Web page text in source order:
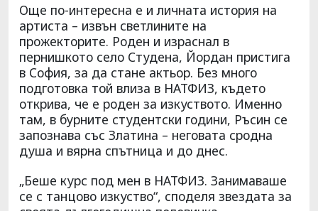
Още по-интересна е и личната история на
артиста – извън светлините на
прожекторите. Роден и израснал в
пернишкото село Студена, Йордан пристига
в София, за да стане актьор. Без много
подготовка той влиза в НАТФИЗ, където
открива, че е роден за изкуството. Именно
там, в бурните студентски години, Ръсин се
запознава със Златина – неговата сродна
душа и вярна спътница и до днес.
„Беше курс под мен в НАТФИЗ. Занимаваше
се с танцово изкуство“, споделя звездата за